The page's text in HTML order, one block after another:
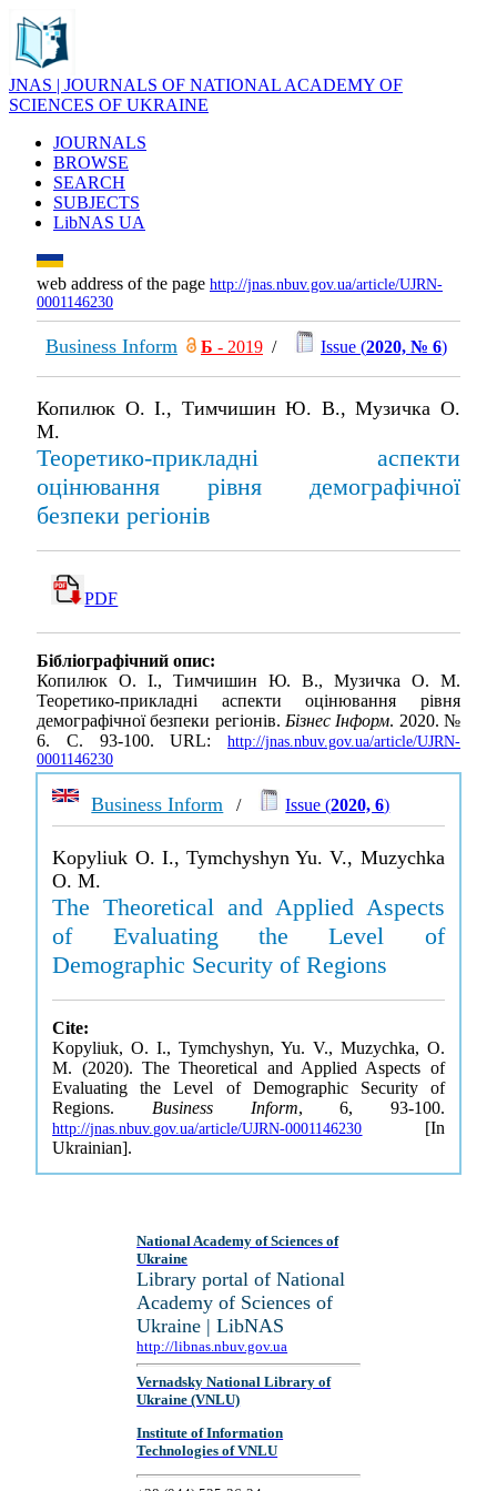
JNAS | JOURNALS OF NATIONAL ACADEMY OF
SCIENCES OF UKRAINE
JOURNALS
BROWSE
SEARCH
SUBJECTS
LibNAS UA
web address of the page http://jnas.nbuv.gov.ua/article/UJRN-
0001146230
Business Inform Б - 2019 / Issue (2020, № 6)
Копилюк О. І., Тимчишин Ю. В., Музичка О.
М.
Теоретико-прикладні аспекти
оцінювання рівня демографічної
безпеки регіонів
PDF
Бібліографічний опис:
Копилюк О. І., Тимчишин Ю. В., Музичка О. М.
Теоретико-прикладні аспекти оцінювання рівня
демографічної безпеки регіонів. Бізнес Інформ. 2020. №
6. С. 93-100. URL: http://jnas.nbuv.gov.ua/article/UJRN-
0001146230
Business Inform / Issue (2020, 6)
Kopyliuk O. I., Tymchyshyn Yu. V., Muzychka
O. M.
The Theoretical and Applied Aspects
of Evaluating the Level of
Demographic Security of Regions
Cite:
Kopyliuk, O. I., Tymchyshyn, Yu. V., Muzychka, O.
M. (2020). The Theoretical and Applied Aspects of
Evaluating the Level of Demographic Security of
Regions. Business Inform, 6, 93-100.
http://jnas.nbuv.gov.ua/article/UJRN-0001146230 [In
Ukrainian].
National Academy of Sciences of
Ukraine
Library portal of National
Academy of Sciences of
Ukraine | LibNAS
http://libnas.nbuv.gov.ua
Vernadsky National Library of
Ukraine (VNLU)
Institute of Information
Technologies of VNLU